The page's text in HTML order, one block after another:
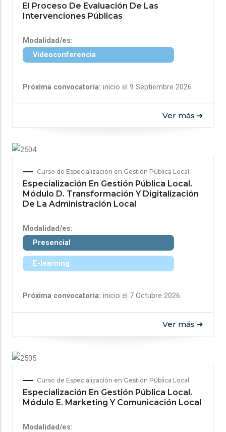
El Proceso De Evaluación De Las
Intervenciones Públicas
Modalidad/es:
Videoconferencia
Próxima convocatoria: inicio el 9 Septiembre 2026
Ver más ➜
Curso de Especialización en Gestión Pública Local
Especialización En Gestión Pública Local.
Módulo D. Transformación Y Digitalización
De La Administración Local
Modalidad/es:
Presencial
E-learning
Próxima convocatoria: inicio el 7 Octubre 2026
Ver más ➜
Curso de Especialización en Gestión Pública Local
Especialización En Gestión Pública Local.
Módulo E. Marketing Y Comunicación Local
Modalidad/es: